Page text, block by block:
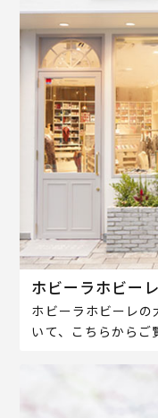
ホビーラホビー
ホビーラホビーレ
いて、こちらからご